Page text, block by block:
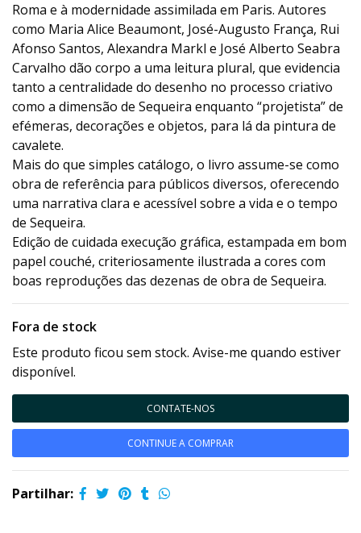
Roma e à modernidade assimilada em Paris. Autores
como Maria Alice Beaumont, José-Augusto França, Rui
Afonso Santos, Alexandra Markl e José Alberto Seabra
Carvalho dão corpo a uma leitura plural, que evidencia
tanto a centralidade do desenho no processo criativo
como a dimensão de Sequeira enquanto “projetista” de
efémeras, decorações e objetos, para lá da pintura de
cavalete.
Mais do que simples catálogo, o livro assume-se como
obra de referência para públicos diversos, oferecendo
uma narrativa clara e acessível sobre a vida e o tempo
de Sequeira.
Edição de cuidada execução gráfica, estampada em bom
papel couché, criteriosamente ilustrada a cores com
boas reproduções das dezenas de obra de Sequeira.
Fora de stock
Este produto ficou sem stock. Avise-me quando estiver
disponível.
CONTATE-NOS
CONTINUE A COMPRAR
Partilhar: